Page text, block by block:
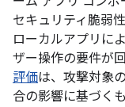
セキュリティ脆弱
ローカルアプリに
ザー操作の要件が
評価は、攻撃対象
合の影響に基づく